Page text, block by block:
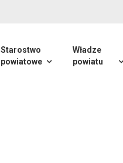
Starostwo
powiatowe
Władze
powiatu